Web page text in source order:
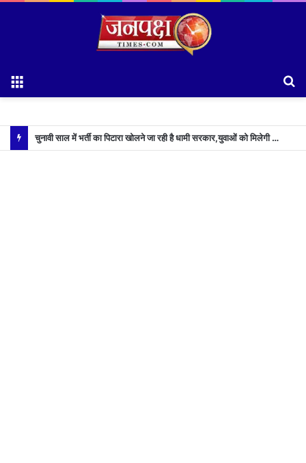
चुनावी साल में भर्ती का पिटारा खोलने जा रही है धामी सरकार,युवाओं को मिलेगी 34 हजार रिकॉर्ड भर्तियों की सौगात